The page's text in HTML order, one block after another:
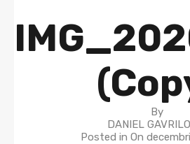
By
DANIEL
Posted in On